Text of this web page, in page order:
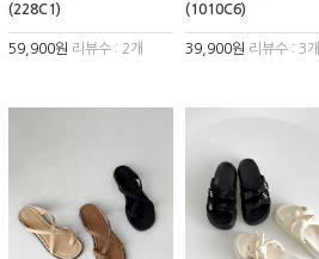
(228C1)
59,900원 리뷰수 : 2개
(1010C6)
39,900원 리뷰수 : 3개